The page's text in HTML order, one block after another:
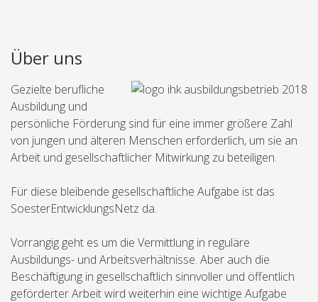
Über uns
Gezielte berufliche
Ausbildung und
persönliche Förderung sind für eine immer größere Zahl
von jungen und älteren Menschen erforderlich, um sie an
Arbeit und gesellschaftlicher Mitwirkung zu beteiligen.
Für diese bleibende gesellschaftliche Aufgabe ist das
SoesterEntwicklungsNetz da.
Vorrangig geht es um die Vermittlung in reguläre
Ausbildungs- und Arbeitsverhältnisse. Aber auch die
Beschäftigung in gesellschaftlich sinnvoller und öffentlich
geförderter Arbeit wird weiterhin eine wichtige Aufgabe